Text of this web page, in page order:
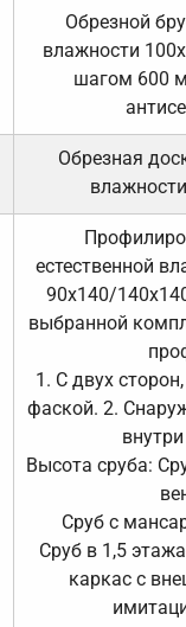
Обрезной
влажности
шагом 600
Обрезная
естественной
90х140/
выбранной
1. С двух
фаской. 2.
Высота сруба:
Сруб с
Сруб в 1,5
каркас с